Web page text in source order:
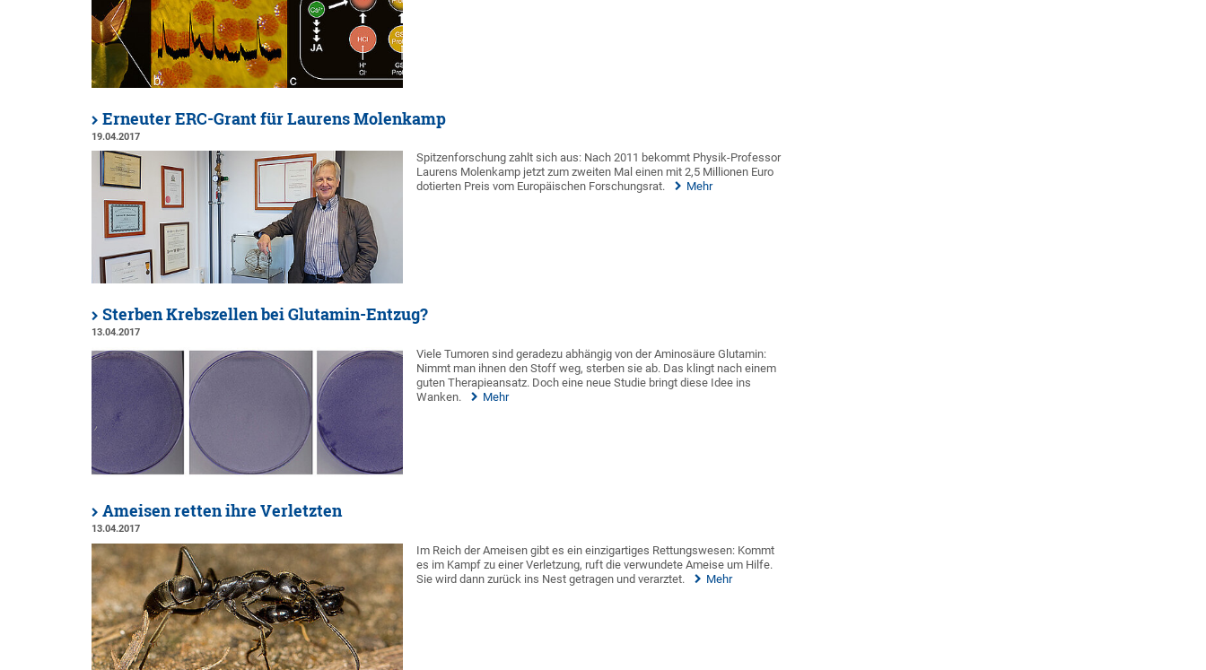
Erneuter ERC-Grant für Laurens Molenkamp
19.04.2017
Spitzenforschung zahlt sich aus: Nach 2011 bekommt Physik-Professor
Laurens Molenkamp jetzt zum zweiten Mal einen mit 2,5 Millionen Euro
dotierten Preis vom Europäischen Forschungsrat.
Mehr
Sterben Krebszellen bei Glutamin-Entzug?
13.04.2017
Viele Tumoren sind geradezu abhängig von der Aminosäure Glutamin:
Nimmt man ihnen den Stoff weg, sterben sie ab. Das klingt nach einem
guten Therapieansatz. Doch eine neue Studie bringt diese Idee ins
Wanken.
Mehr
Ameisen retten ihre Verletzten
13.04.2017
Im Reich der Ameisen gibt es ein einzigartiges Rettungswesen: Kommt
es im Kampf zu einer Verletzung, ruft die verwundete Ameise um Hilfe.
Sie wird dann zurück ins Nest getragen und verarztet.
Mehr